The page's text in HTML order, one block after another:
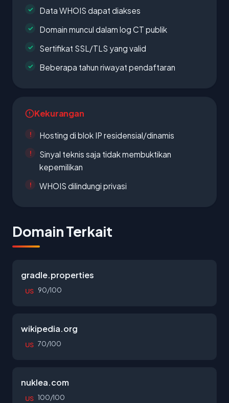
Data WHOIS dapat diakses
Domain muncul dalam log CT publik
Sertifikat SSL/TLS yang valid
Beberapa tahun riwayat pendaftaran
Kekurangan
Hosting di blok IP residensial/dinamis
Sinyal teknis saja tidak membuktikan
kepemilikan
WHOIS dilindungi privasi
Domain Terkait
gradle.properties
US 90/100
wikipedia.org
US 70/100
nuklea.com
US 100/100